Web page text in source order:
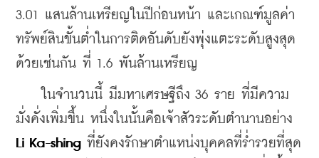
3.01 แสนล้านเหรียญในปีก่อนหน้า และเกณฑ์มูลค่า
ทรัพย์สินขั้นต่ำในการติดอันดับยังพุ่งแตะระดับสูงสุด
ด้วยเช่นกัน ที่ 1.6 พันล้านเหรียญ
ในจำนวนนี้ มีมหาเศรษฐีถึง 36 ราย ที่มีความ
Li Ka-shing ที่ยังคงรักษาตำแหน่งบุคคลที่ร่ำรวยที่สุด